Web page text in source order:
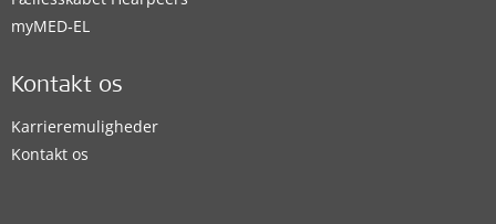
myMED‑EL
Kontakt os
Karrieremuligheder
Kontakt os